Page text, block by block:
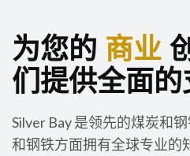
为您的 商业
们提供全面
Silver Bay 是领先的煤炭和
和钢铁方面拥有全球专业的